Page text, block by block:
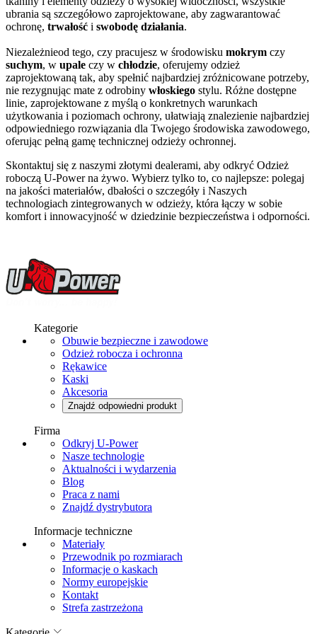
ubrania są szczegółowo zaprojektowane, aby zagwarantować
ochronę, trwałość i swobodę działania.
Niezależnieod tego, czy pracujesz w środowisku mokrym czy
suchym, w upale czy w chłodzie, oferujemy odzież
zaprojektowaną tak, aby spełnić najbardziej zróżnicowane potrzeby,
nie rezygnując mate z odrobiny włoskiego stylu. Różne dostępne
linie, zaprojektowane z myślą o konkretnych warunkach
użytkowania i poziomach ochrony, ułatwiają znalezienie najbardziej
odpowiedniego rozwiązania dla Twojego środowiska zawodowego,
oferując pełną gamę technicznej odzieży ochronnej.
Skontaktuj się z naszymi złotymi dealerami, aby odkryć Odzież
roboczą U-Power na żywo. Wybierz tylko to, co najlepsze: polegaj
na jakości materiałów, dbałości o szczegóły i Naszych
technologiach zintegrowanych w odzieży, która łączy w sobie
komfort i innowacyjność w dziedzinie bezpieczeństwa i odporności.
Kategorie
Obuwie bezpieczne i zawodowe
Odzież robocza i ochronna
Rękawice
Kaski
Akcesoria
Znajdź odpowiedni produkt
Firma
Odkryj U-Power
Nasze technologie
Aktualności i wydarzenia
Blog
Praca z nami
Znajdź dystrybutora
Informacje techniczne
Materiały
Przewodnik po rozmiarach
Informacje o kaskach
Normy europejskie
Kontakt
Strefa zastrzeżona